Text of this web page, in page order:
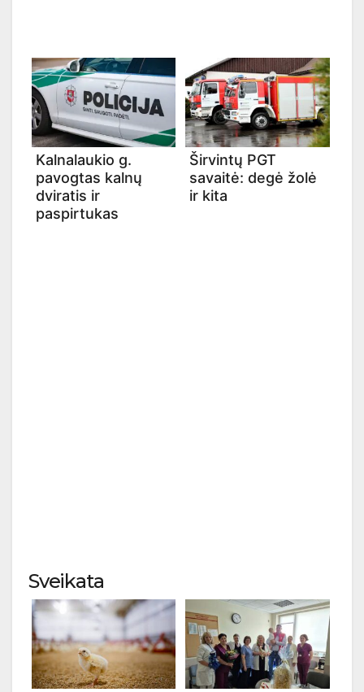
Kalnalaukio g.
pavogtas kalnų
dviratis ir
paspirtukas
Širvintų PGT
savaitė: degė žolė
ir kita
Sveikata